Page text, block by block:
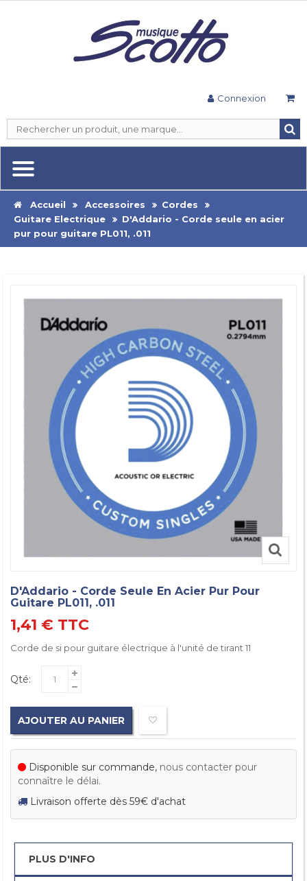
Connexion
Accueil Accessoires
Cordes
Guitare Electrique
D'Addario - Corde seule en acier
pur pour guitare PL011, .011
D'Addario - Corde Seule En Acier Pur Pour
Guitare PL011, .011
1,41 € TTC
Corde de si pour guitare électrique à l'unité de tirant 11
Qté:
AJOUTER AU PANIER
Disponible sur commande, nous contacter pour
connaître le délai.
Livraison offerte dès 59€ d'achat
PLUS D'INFO